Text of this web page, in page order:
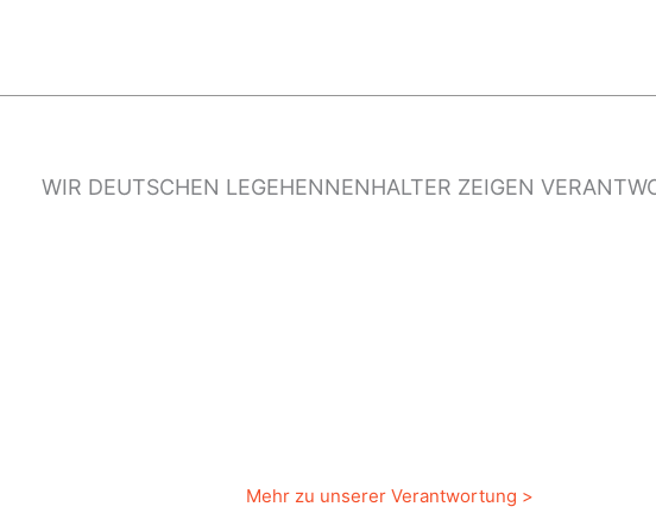
WIR DEUTSCHEN LEGEHENNENHALTER ZEIGEN
Mehr zu unserer Verantwortung >